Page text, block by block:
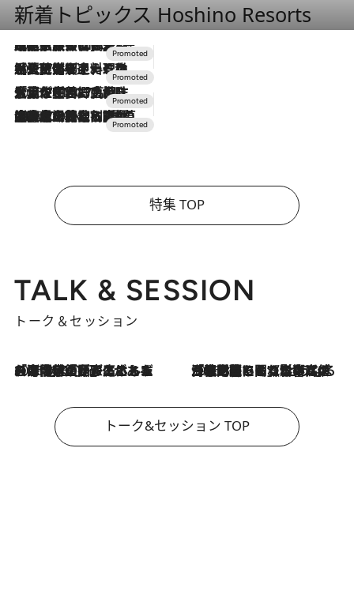
新着トピックス Hoshino Resorts
2026.7.31
【ホテル帰省】という選択肢をOMOが提案。家族とほどよい距離を保つには「昼は実家、夜は気兼ねなくホテルで！」
2026.7.24
【夏限定ディナーコース】旬を迎える稚鮎や花ズッキーニなどをイタリア・トスカーナの郷土料理の手法で満喫！
2026.7.17
「土佐和ハーブかき氷」がOMO7高知に登場！生姜、山椒、大葉など目にも舌にも涼を呼ぶ郷土の味
2026.7.10
NEW OPEN！【界 草津】名湯の地に誕生。趣の異なる2種の温泉と上州ならではの会席・蕎麦割烹など美食を味わう究極の癒やし旅
特集 TOP
TALK & SESSION
トーク＆セッション
2026.8.3
「今後値上げがあるとすれば…」「リスクがあるのは今年の冬」エネルギー専門家が語る、ホルムズ海峡封鎖が家庭にもたらす“ある心配” 2026.8.3
「住宅建てられない…」「サーチャージ料の高値が続いている」ホルムズ海峡封鎖による影響はいつまで続く？《エネルギー専門家に聞く“どうなる日本の暮らし”》
トーク&セッション TOP